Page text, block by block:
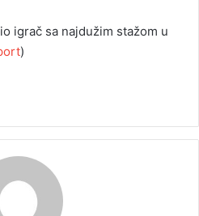
igrač sa najdužim stažom u
)